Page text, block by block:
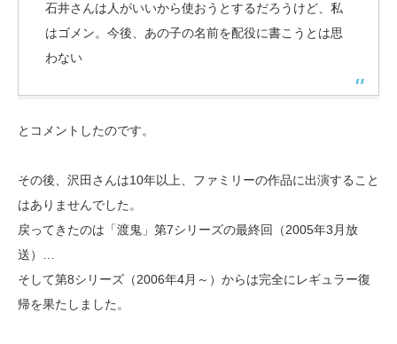
石井さんは人がいいから使おうとするだろうけど、私
はゴメン。今後、あの子の名前を配役に書こうとは思
わない
とコメントしたのです。
その後、沢田さんは10年以上、ファミリーの作品に出演すること
はありませんでした。
戻ってきたのは「渡鬼」第7シリーズの最終回（2005年3月放
送）…
そして第8シリーズ（2006年4月～）からは完全にレギュラー復
帰を果たしました。